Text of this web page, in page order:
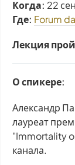
Когда: 22
Где: Forum
Лекция
О спикере:
Александр
лауреат
"Immortality
канала.